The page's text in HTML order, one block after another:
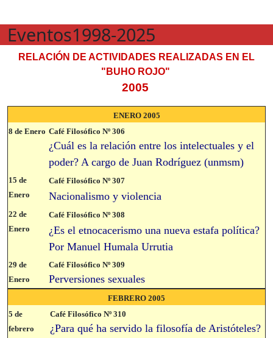
Eventos1998-2025
RELACIÓN DE ACTIVIDADES REALIZADAS EN EL
"BUHO ROJO"
2005
ENERO 2005
8 de Enero Café Filosófico Nº 306
¿Cuál es la relación entre los intelectuales y el
poder? A cargo de Juan Rodríguez (unmsm)
15 de
Enero
Café Filosófico Nº 307
Nacionalismo y violencia
22 de
Enero
Café Filosófico Nº 308
¿Es el etnocacerismo una nueva estafa política?
Por Manuel Humala Urrutia
29 de
Enero
Café Filosófico Nº 309
Perversiones sexuales
FEBRERO 2005
5 de
febrero
Café Filosófico Nº 310
¿Para qué ha servido la filosofía de Aristóteles?